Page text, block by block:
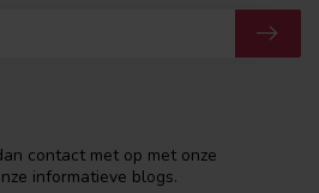
contact met op met onze
informatieve blogs.